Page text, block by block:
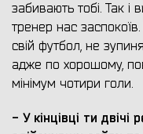
забивають тобі. Так і
тренер нас
свій футбол, не
адже по хорошому,
мінімум чотири голи.
- У кінцівці ти